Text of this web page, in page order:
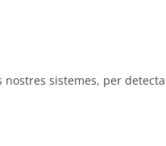
sistemes, per